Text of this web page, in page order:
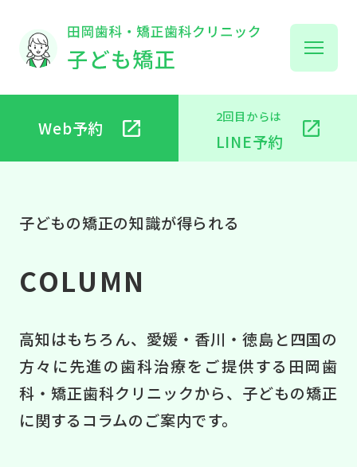
Web予約
2回目からは
LINE予約
当
子どもの矯正の知識が得られる
COLUMN
高知はもちろん、愛媛・香川・徳島と四国の
方々に先進の歯科治療をご提供する田岡歯
科・矯正歯科クリニックから、子どもの矯正
に関するコラムのご案内です。